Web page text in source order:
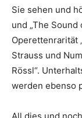
Sie sehen und
und „The
Operettenrarität
Strauss und
Rössl“.
werden ebenso